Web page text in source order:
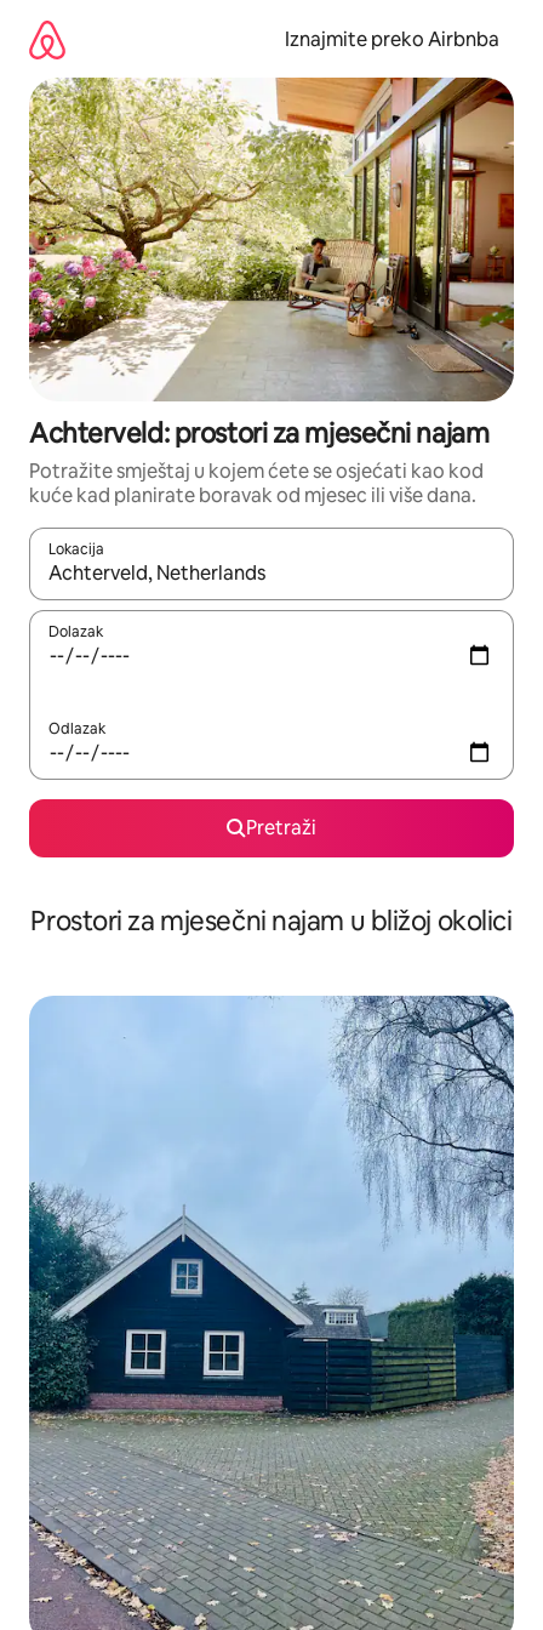
sadržaj
Iznajmite preko Airbnba
Achterveld: prostori za mjesečni najam
Potražite smještaj u kojem ćete se osjećati kao kod
kuće kad planirate boravak od mjesec ili više dana.
Lokacija
Kada budu dostupni rezultati, moći ćete ih pregledati
Dolazak
Odlazak
Pretraži
Prostori za mjesečni najam u bližoj okolici